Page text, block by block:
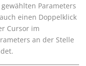
Parameters
einen Doppelklick
Cursor im
an der Stelle